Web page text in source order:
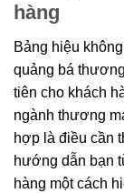
hàng
Bảng hiệu
quảng bá
tiên cho khách
ngành thương
hợp là điều cần
hướng dẫn bạn
hàng một cách